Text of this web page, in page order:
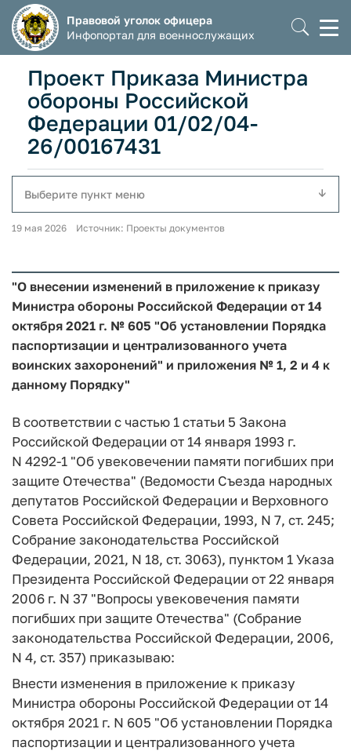
Правовой уголок офицера
Инфопортал для военнослужащих
Проект Приказа Министра
обороны Российской
Федерации 01/02/04-
26/00167431
Выберите пункт меню
19 мая 2026 Источник: Проекты документов
"О внесении изменений в приложение к приказу
Министра обороны Российской Федерации от 14
октября 2021 г. № 605 "Об установлении Порядка
паспортизации и централизованного учета
воинских захоронений" и приложения № 1, 2 и 4 к
данному Порядку"
В соответствии с частью 1 статьи 5 Закона
Российской Федерации от 14 января 1993 г.
N 4292-1 "Об увековечении памяти погибших при
защите Отечества" (Ведомости Съезда народных
депутатов Российской Федерации и Верховного
Совета Российской Федерации, 1993, N 7, ст. 245;
Собрание законодательства Российской
Федерации, 2021, N 18, ст. 3063), пунктом 1 Указа
Президента Российской Федерации от 22 января
2006 г. N 37 "Вопросы увековечения памяти
погибших при защите Отечества" (Собрание
законодательства Российской Федерации, 2006,
N 4, ст. 357) приказываю:
Внести изменения в приложение к приказу
Министра обороны Российской Федерации от 14
октября 2021 г. N 605 "Об установлении Порядка
паспортизации и централизованного учета